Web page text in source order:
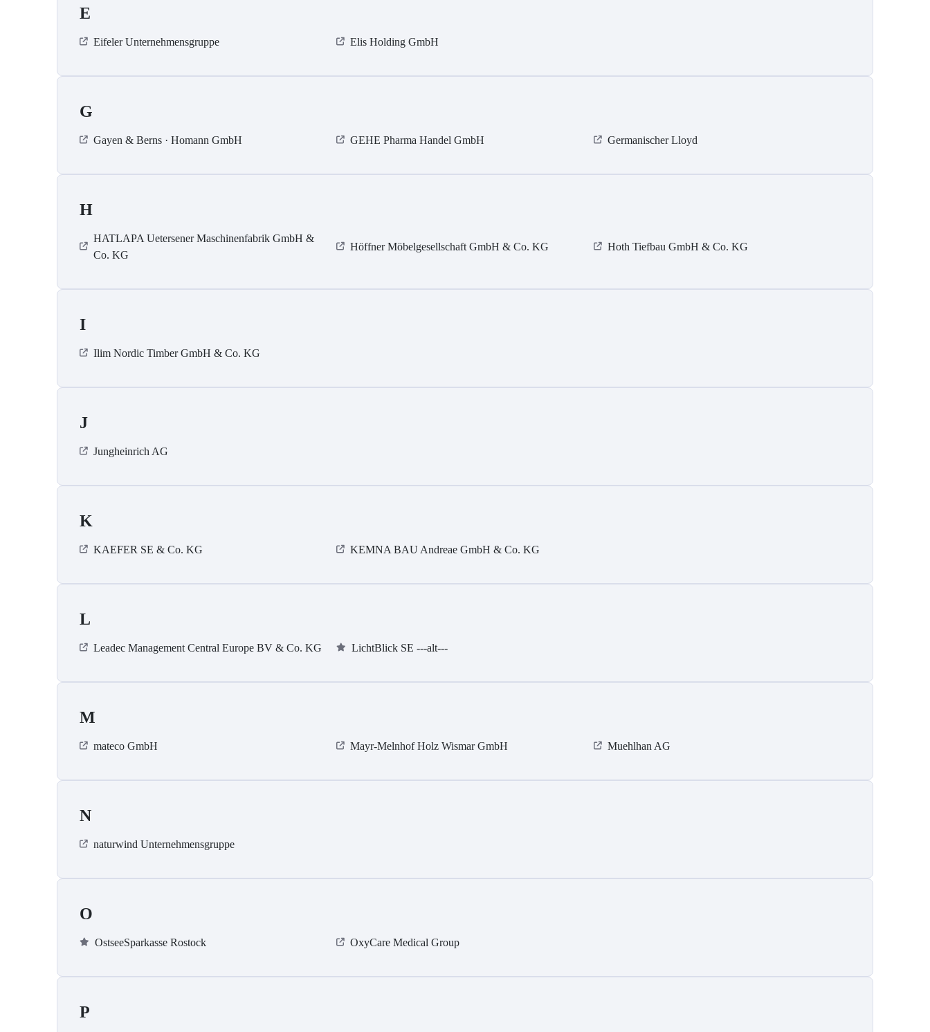
E
Eifeler Unternehmensgruppe Elis Holding GmbH
G
Gayen & Berns · Homann GmbH GEHE Pharma Handel GmbH Germanischer Lloyd
H
HATLAPA Uetersener Maschinenfabrik GmbH &
Co. KG
Höffner Möbelgesellschaft GmbH & Co. KG Hoth Tiefbau GmbH & Co. KG
I
Ilim Nordic Timber GmbH & Co. KG
J
Jungheinrich AG
K
KAEFER SE & Co. KG KEMNA BAU Andreae GmbH & Co. KG
L
Leadec Management Central Europe BV & Co. KG LichtBlick SE ---alt---
M
mateco GmbH Mayr-Melnhof Holz Wismar GmbH Muehlhan AG
N
naturwind Unternehmensgruppe
O
OstseeSparkasse Rostock OxyCare Medical Group
P